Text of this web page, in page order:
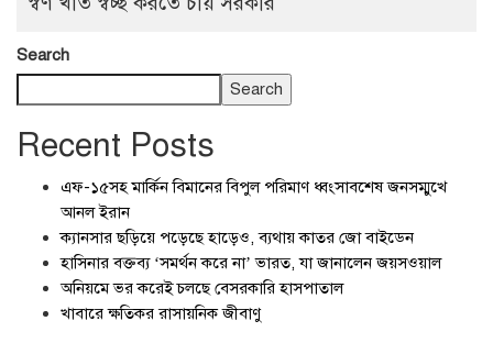
Search
Search
Recent Posts
এফ-১৫সহ মার্কিন বিমানের বিপুল পরিমাণ ধ্বংসাবশেষ জনসম্মুখে
আনল ইরান
ক্যানসার ছড়িয়ে পড়েছে হাড়েও, ব্যথায় কাতর জো বাইডেন
হাসিনার বক্তব্য ‘সমর্থন করে না’ ভারত, যা জানালেন জয়সওয়াল
অনিয়মে ভর করেই চলছে বেসরকারি হাসপাতাল
খাবারে ক্ষতিকর রাসায়নিক জীবাণু